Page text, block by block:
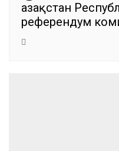
Қазақстан
референдум